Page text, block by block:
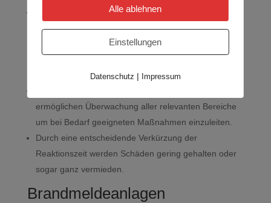
Durch die Möglichkeit der räumlichen Übertragung
des Video-Signals der Überwachungskamera können
Objekte überwacht werden, ohne dass einevor Ort
Kapazitäten für Ihre produktve Tätgkeit.
ermöglichen Überwachung aller relevanten Bereiche
um bei Bedarf geeigneten Maßnahmen einzuleiten.
Durch eine entscheidende Verkürzung der
Reaktionszeit werden Schäden gering gehalten oder
sogar ganz vermieden.
Brandmeldeanlagen
Alle ablehnen
Einstellungen
Datenschutz | Impressum